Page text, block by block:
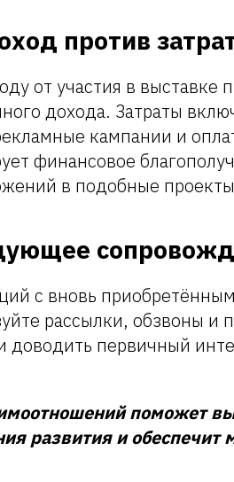
против
от участия в выставке
дохода. Затраты
кампании и
финансовое
в подобные
с вновь
рассылки, обзвоны и
доводить первичный
поможет
развития и